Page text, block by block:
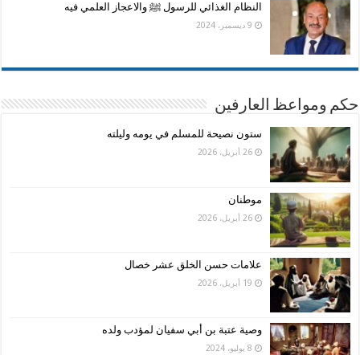
النظام الغذائي للرسول ﷺ والاعجاز العلمي فيه
9 ديسمبر، 2024
حكم ومواعظ العارفين
ستون نصيحة للمسلم في يومه وليلته
26 أبريل، 2026
موطنان
26 أبريل، 2026
علامات حسن الخلق عشر خصال
19 أبريل، 2026
وصية عتبة بن أبي سفيان لمؤدب ولده
8 يوليو، 2024